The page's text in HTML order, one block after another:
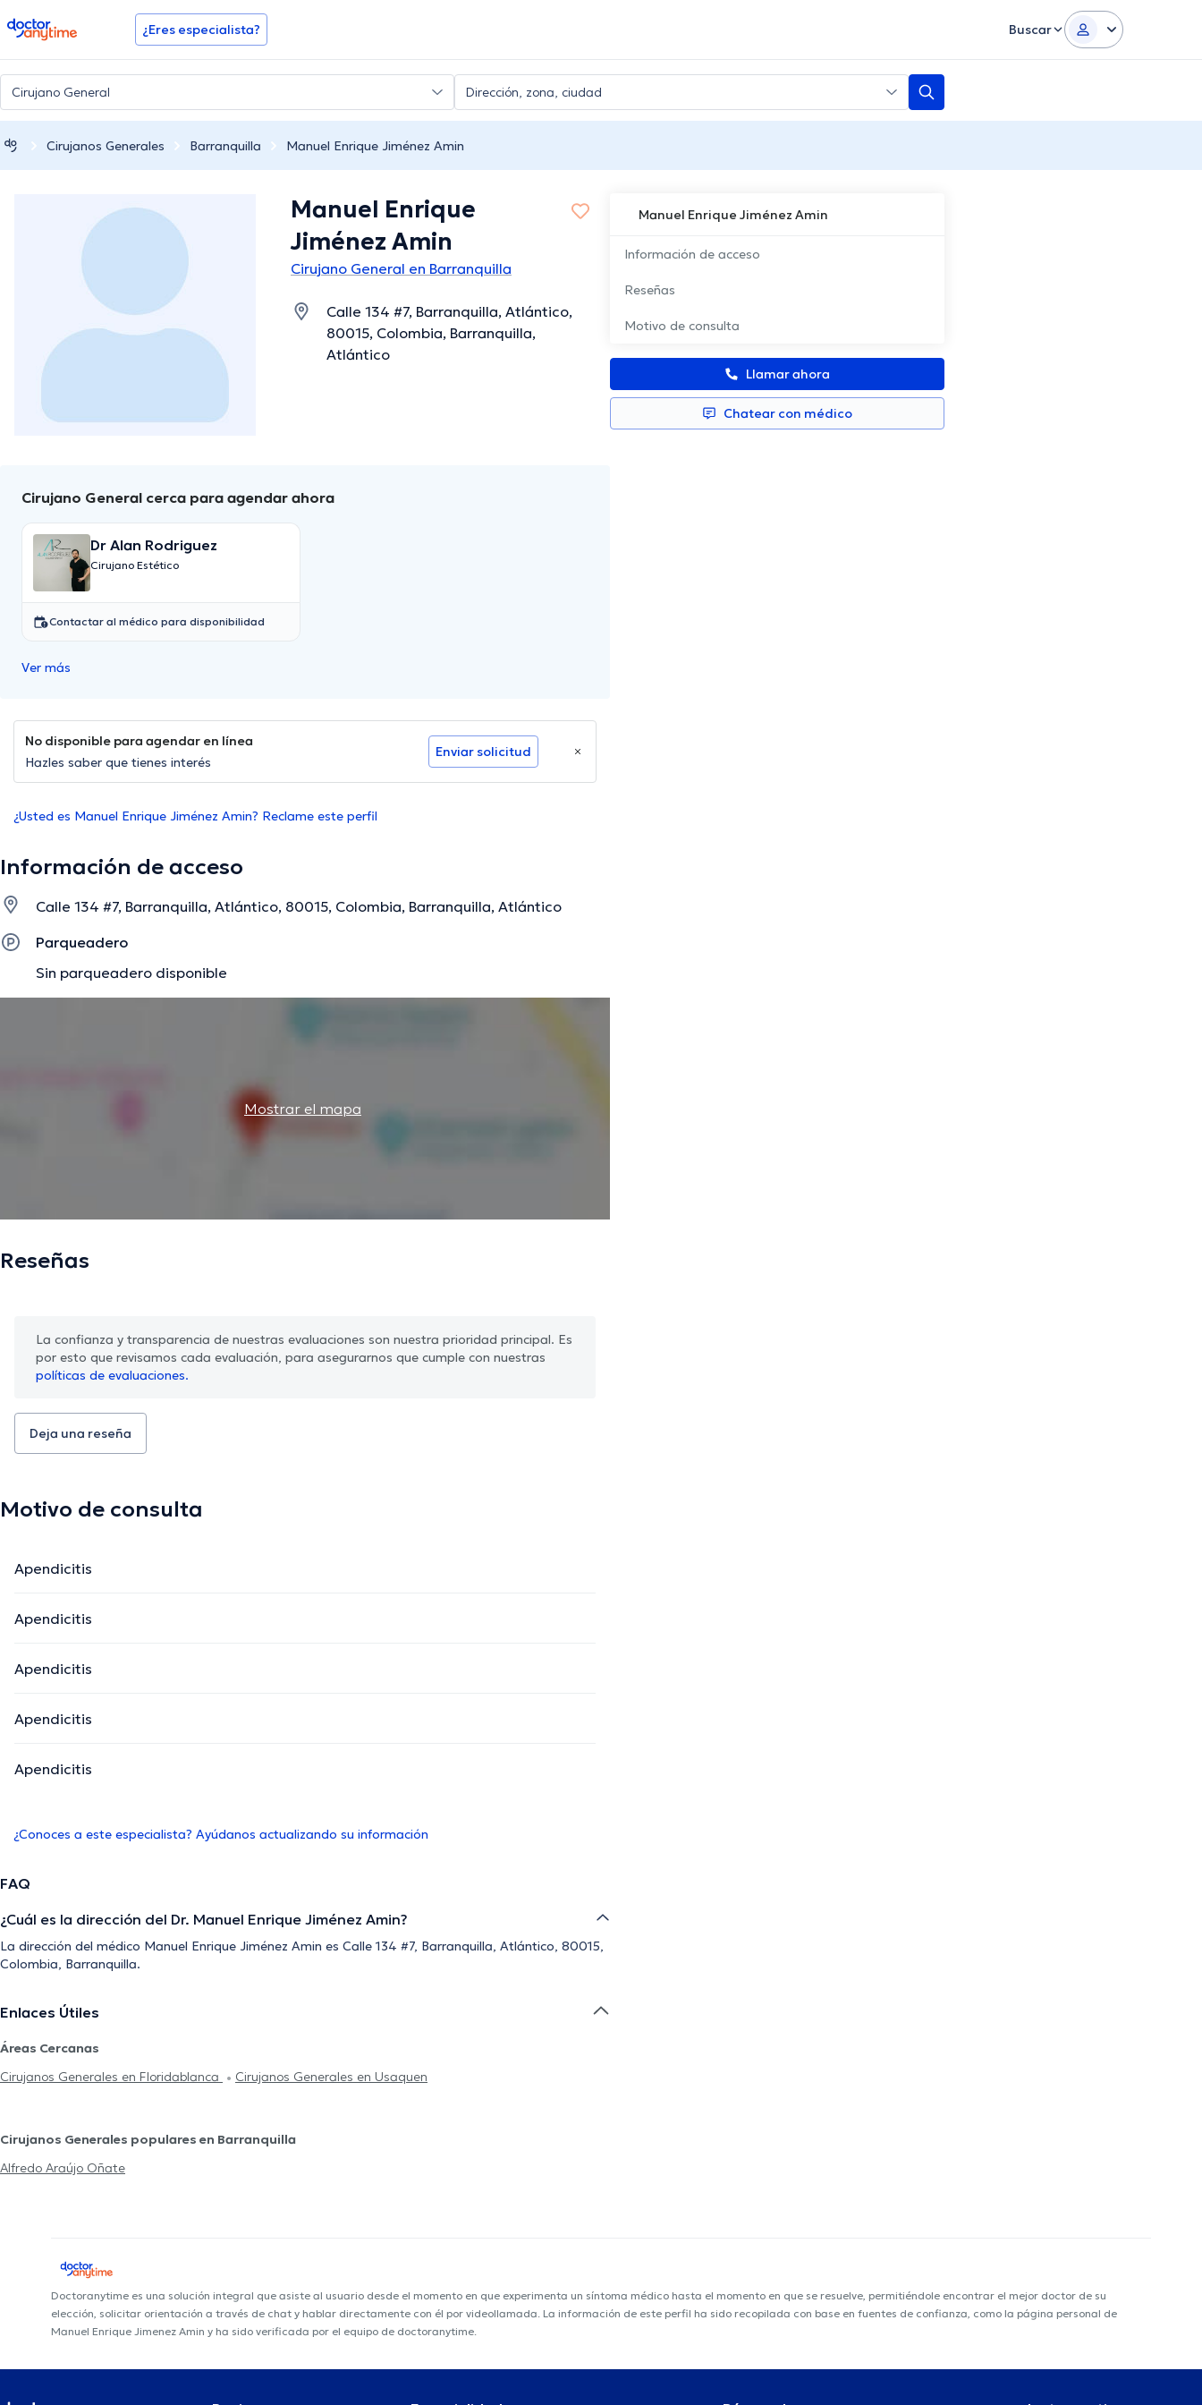
doctoranytime ¿Eres especialista? Buscar
Cirujanos Generales Barranquilla Manuel Enrique Jiménez Amin
Manuel Enrique Jiménez Amin
Información de acceso
Reseñas
Motivo de consulta
Llamar ahora
Chatear con médico
Manuel Enrique
Jiménez Amin
Cirujano General en Barranquilla
Calle 134 #7, Barranquilla, Atlántico,
80015, Colombia, Barranquilla,
Atlántico
Cirujano General cerca para agendar ahora
Dr Alan Rodriguez
Cirujano Estético
Contactar al médico para disponibilidad
Ver más
No disponible para agendar en línea
Hazles saber que tienes interés
Enviar solicitud
¿Usted es Manuel Enrique Jiménez Amin? Reclame este perfil
Información de acceso
Calle 134 #7, Barranquilla, Atlántico, 80015, Colombia, Barranquilla, Atlántico
Parqueadero
Sin parqueadero disponible
Mostrar el mapa
Reseñas
La confianza y transparencia de nuestras evaluaciones son nuestra prioridad principal. Es
por esto que revisamos cada evaluación, para asegurarnos que cumple con nuestras
políticas de evaluaciones.
Deja una reseña
Motivo de consulta
Apendicitis
Apendicitis
Apendicitis
Apendicitis
Apendicitis
¿Conoces a este especialista? Ayúdanos actualizando su información
FAQ
¿Cuál es la dirección del Dr. Manuel Enrique Jiménez Amin?
La dirección del médico Manuel Enrique Jiménez Amin es Calle 134 #7, Barranquilla, Atlántico, 80015,
Colombia, Barranquilla.
Enlaces Útiles
Áreas Cercanas
Cirujanos Generales en Floridablanca
Cirujanos Generales en Usaquen
Cirujanos Generales populares en Barranquilla
Alfredo Araújo Oñate
Doctoranytime es una solución integral que asiste al usuario desde el momento en que experimenta un síntoma médico hasta el momento en que se resuelve, permitiéndole encontrar el mejor doctor de su
elección, solicitar orientación a través de chat y hablar directamente con él por videollamada. La información de este perfil ha sido recopilada con base en fuentes de confianza, como la página personal de
Manuel Enrique Jimenez Amin y ha sido verificada por el equipo de doctoranytime.